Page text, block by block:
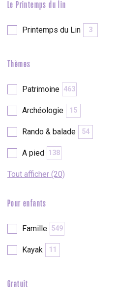
Le Printemps du lin
Printemps du Lin 3
Thèmes
Patrimoine 463
Archéologie 15
Rando & balade 54
A pied 138
Tout afficher (20)
Pour enfants
Famille 549
Kayak 11
Gratuit